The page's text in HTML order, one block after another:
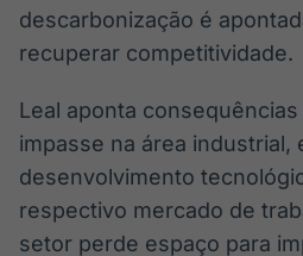
descarbonização é
recuperar competitividade.
Leal aponta
impasse na área industrial,
desenvolvimento
respectivo mercado de
setor perde espaço para